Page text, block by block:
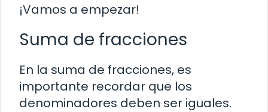
¡Vamos a empezar!
Suma de fracciones
En la suma de fracciones, es
importante recordar que los
denominadores deben ser iguales.